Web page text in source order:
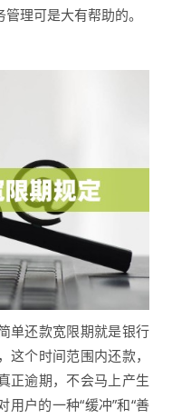
理可是大有帮助的。
单还款宽限期就是银行
个时间范围内还款，
正逾期，不会马上产生
户的一种“缓冲”和“善